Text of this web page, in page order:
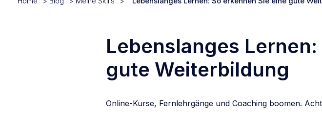
Lebenslanges
gute Weiterbildung
Online-Kurse, Fernlehrgänge und Coaching boomen.